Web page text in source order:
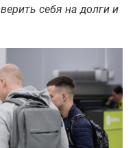
себя на долги и